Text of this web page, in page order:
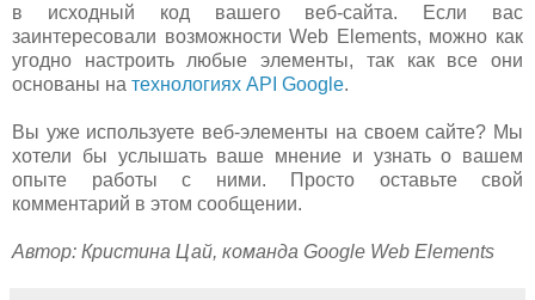
в исходный код вашего веб-сайта. Если вас
заинтересовали возможности Web Elements, можно как
угодно настроить любые элементы, так как все они
основаны на технологиях API Google.
Вы уже используете веб-элементы на своем сайте? Мы
хотели бы услышать ваше мнение и узнать о вашем
опыте работы с ними. Просто оставьте свой
комментарий в этом сообщении.
Автор: Кристина Цай, команда Google Web Elements